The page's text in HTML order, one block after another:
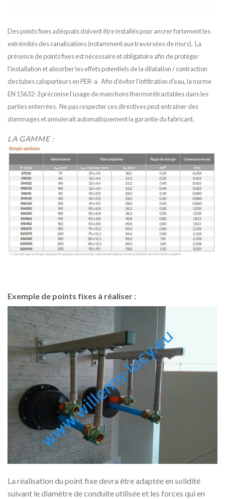
Des points fixes adéquats doivent être installés pour ancrer fortement les
extrémités des canalisations (notamment aux traversées de murs). La
présence de points fixes est nécessaire et obligatoire afin de protéger
l’installation et absorber les effets potentiels de la dilatation / contraction
des tubes caloporteurs en PER-a. Afin d’éviter l’infiltration d’eau, la norme
EN 15632-3 préconise l’usage de manchons thermorétractables dans les
parties enterrées. Ne pas respecter ces directives peut entrainer des
dommages et annulerait automatiquement la garantie du fabricant.
LA GAMME :
Exemple de points fixes à réaliser :
La réalisation du point fixe devra être adaptée en solidité
suivant le diamètre de conduite utilisée et les forces qui en